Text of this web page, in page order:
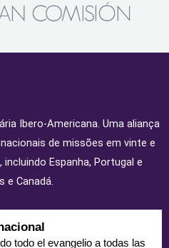
Ibero-Americana. Uma aliança
de missões em vinte e
Espanha, Portugal e
e Canadá.
todo el evangelio a todas las